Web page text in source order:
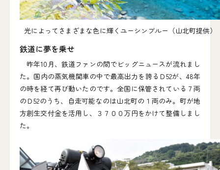
光によってさまざまな色に輝くユーシンブルー（山北町提供）
鉄道に夢を乗せ
昨年10月、鉄道ファンの間でビッグニュースが流れまし
た。国内の蒸気機関車の中で最高出力を誇るＤ52が、48年
の時を経て再び動いたのです。全国に保管されている７両
のＤ52のうち、自走可能なのは山北町の１両のみ。町が地
方創生交付金を活用し、３７００万円をかけて整備しまし
た。